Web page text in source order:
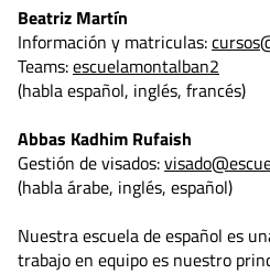
Beatriz Martín
Información y matriculas:
Teams:escuelamontalban2
(habla español, inglés, francés)
Abbas Kadhim Rufaish
Gestión de visados:
(habla árabe, inglés, español)
Nuestra escuela de español es
trabajo en equipo es nuestro